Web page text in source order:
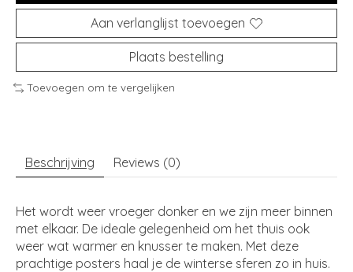
Aan verlanglijst toevoegen
Plaats bestelling
Toevoegen om te vergelijken
Beschrijving Reviews (0)
Het wordt weer vroeger donker en we zijn meer binnen
met elkaar. De ideale gelegenheid om het thuis ook
weer wat warmer en knusser te maken. Met deze
prachtige posters haal je de winterse sferen zo in huis.